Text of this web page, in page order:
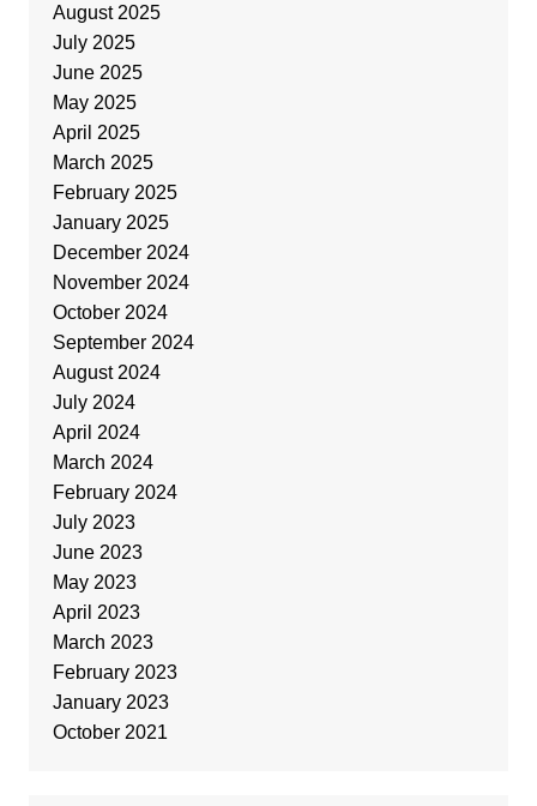
August 2025
July 2025
June 2025
May 2025
April 2025
March 2025
February 2025
January 2025
December 2024
November 2024
October 2024
September 2024
August 2024
July 2024
April 2024
March 2024
February 2024
July 2023
June 2023
May 2023
April 2023
March 2023
February 2023
January 2023
October 2021